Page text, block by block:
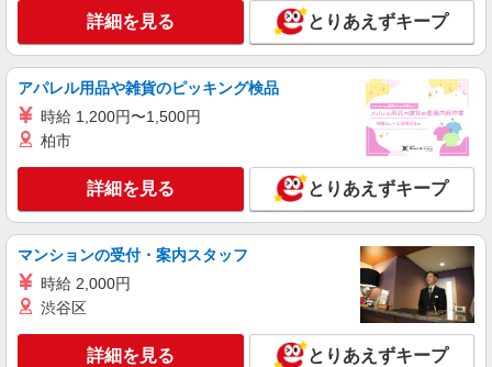
（規定あり） ゜+゜・。○。・゜+゜・。○。・゜
+゜ 入社祝い金10万円支給(規定有) お友達を紹介
頂くと, インセンティブ支給(規定有) ★月2回払
い・週払い可能（規程有）★ ゜・。○。・゜
+゜・。○。・゜+゜
大分県大分市の楽天モバイルショップ
キープ 詳細を見る
紹介予定派遣
【softbank】の携帯販売スタッフ
時給1250円〜 ※残業代支給 ★交通費別途支給
（規定あり） ゜+゜・。○。・゜+゜・。○。・゜
+゜ 入社祝い金10万円支給(規定有) お友達を紹介
頂くと, インセンティブ支給(規定有) ★月2回払
い・週払い可能（規程有）★ ゜・。○。・゜
大分県大分市のsoftbankショップ
詳細を見る
紹介予定派遣
詳細を見る とりあえずキープ
アパレル用品や雑貨のピッキング検品
時給 1,200円〜1,500円
柏市
詳細を見る とりあえずキープ
マンションの受付・案内スタッフ
時給 2,000円
渋谷区
詳細を見る とりあえずキープ